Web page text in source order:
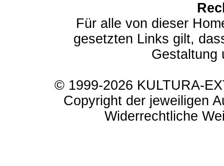
Für alle von dieser
gesetzten Links gilt,
Gestaltung
© 1999-2026 KULTURA-
Copyright der jeweiligen
Widerrechtliche